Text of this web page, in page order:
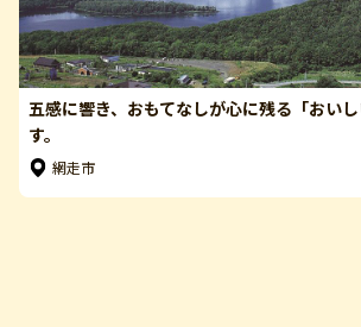
五感に響き、おもてなしが心に残る「おい
す。
網走市